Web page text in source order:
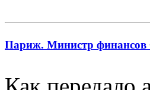
Париж. Министр финансов